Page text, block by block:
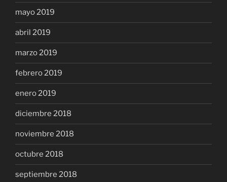
mayo 2019
abril 2019
marzo 2019
febrero 2019
enero 2019
diciembre 2018
noviembre 2018
octubre 2018
septiembre 2018